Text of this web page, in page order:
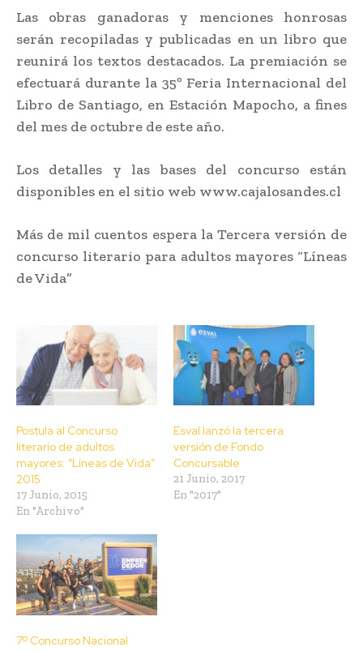
Las obras ganadoras y menciones honrosas
serán recopiladas y publicadas en un libro que
reunirá los textos destacados. La premiación se
efectuará durante la 35º Feria Internacional del
Libro de Santiago, en Estación Mapocho, a fines
del mes de octubre de este año.
Los detalles y las bases del concurso están
disponibles en el sitio web www.cajalosandes.cl
Más de mil cuentos espera la Tercera versión de
concurso literario para adultos mayores “Líneas
de Vida”
Postula al Concurso
literario de adultos
mayores: “Líneas de Vida”
2015
17 Junio, 2015
En "Archivo"
Esval lanzó la tercera
versión de Fondo
Concursable
21 Junio, 2017
En "2017"
7º Concurso Nacional